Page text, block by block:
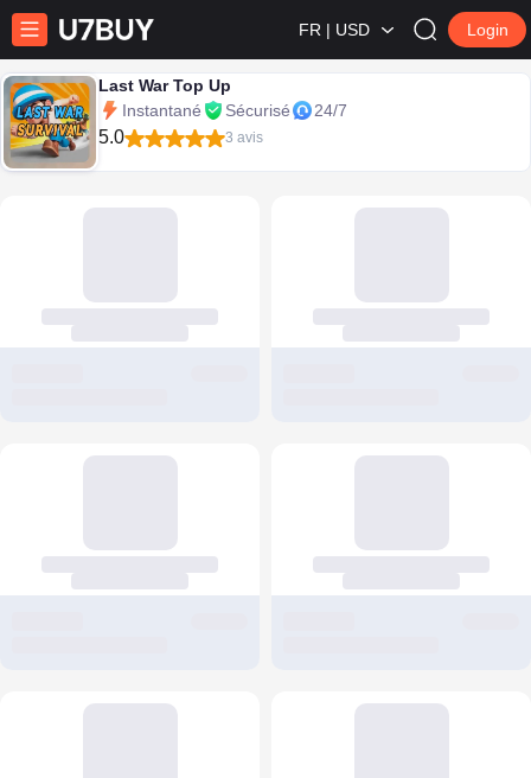
FR | USD Login
Last War Top Up
Instantané
Sécurisé 24/7
5.0 3 avis